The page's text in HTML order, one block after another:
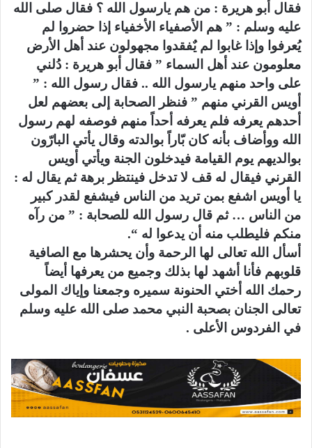
فقال أبو هريرة : من هم يارسول الله ؟ فقال صلى الله
عليه وسلم : ” هم الأصفياء الأخفياء إذا حضروا لم
يُعرفوا وإذا غابوا لم يٌفقدوا مجهولون عند أهل الأرض
معلومون عند أهل السماء ” فقال أبو هريرة : دُلني
على واحد منهم يارسول الله .. فقال رسول الله : ”
أويس القرني منهم ” فنظر الصحابة إلى بعضهم لعل
أحدهم يعرفه فلم يعرفه أحداً منهم فوصفه لهم رسول
الله ووأضاف بأنه كان بّاراً بوالدته وقال يأتي البارّون
بوالديهم يوم القيامة فيدخلون الجنة ويأتي أويس
القرني فيقال له قف لا تدخل فينتظر برهة ثم يقال له :
يا أويس اشفع بمن تريد من الناس فيشفع لقدر كبير
من الناس … ثم قال رسول الله للصحابة : ” من رآه
منكم فليطلب منه أن يدعوا له “.
أسأل الله تعالى لها الرحمة وأن يحشرها مع الصافية
قلوبهم فأنا أشهد لها بذلك وجميع من يعرفها أيضاً
رحمك الله أختي الحنونة سميره وجمعنا وإياك المولى
تعالى الجنان بصحبة النبي محمد صلى الله عليه وسلم
في الفردوس الأعلى .